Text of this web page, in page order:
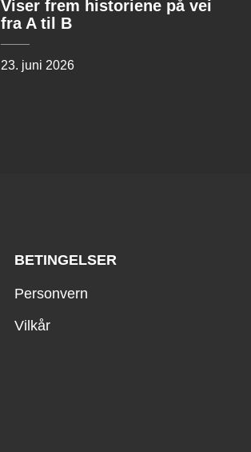
Viser frem historiene på vei
fra A til B
23. juni 2026
BETINGELSER
Personvern
Vilkår